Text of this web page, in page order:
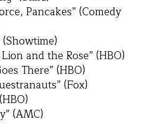
Pancakes” (Comedy
and the Rose” (HBO)
There” (HBO)
(Fox)
(AMC)